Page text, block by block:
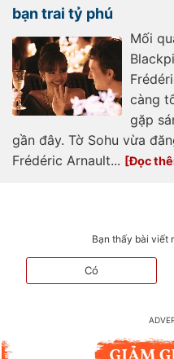
bạn trai tỷ phú
Mối
càng
gặp
gần đây. Tờ Sohu vừa
Frédéric Arnault...
Bạn thấy bài viết
Có